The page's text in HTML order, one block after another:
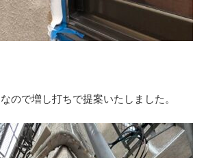
ので増し打ちで提案いたしました。